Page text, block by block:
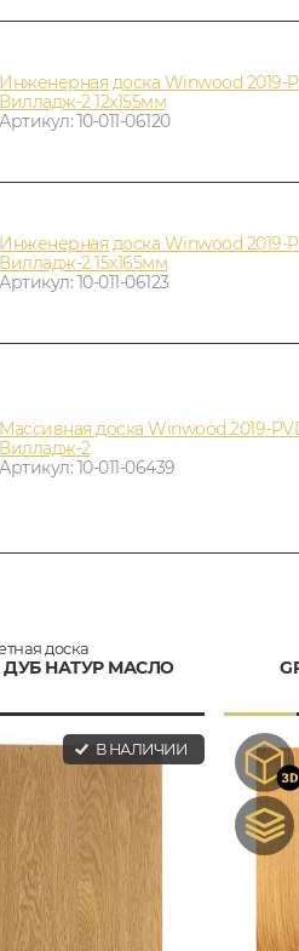
Инженерная доска Winwood 2019-
Вилладж-2 12х155мм
Артикул: 10-011-06120
Инженерная доска Winwood 2019-
Вилладж-2 15х165мм
Артикул: 10-011-06123
Массивная доска Winwood 2019-
Вилладж-2
Артикул: 10-011-06439
доска
ДУБ НАТУР МАСЛО
В НАЛИЧИИ